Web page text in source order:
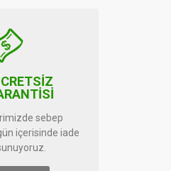
sebep
içerisinde iade